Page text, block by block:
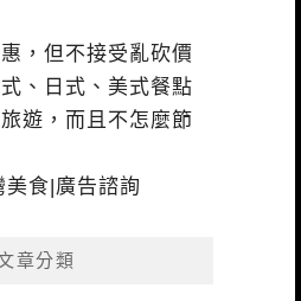
，但不接受亂砍價
、日式、美式餐點
遊，而且不怎麼節
食|廣告諮詢
章分類